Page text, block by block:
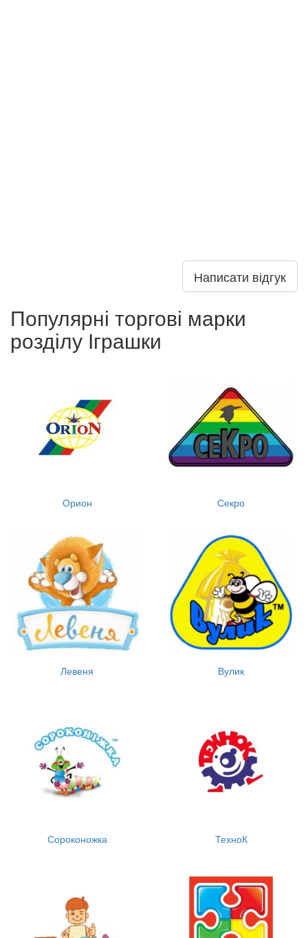
Написати відгук
Популярні торгові марки
розділу Іграшки
Орион Секро
Левеня Вулик
Сороконожка ТехноК